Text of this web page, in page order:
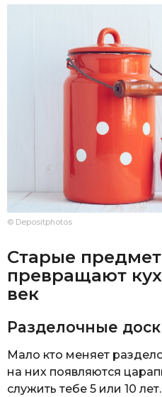
© Depositphotos
Старые
превращают
век
Разделочные
Мало кто меняет
на них появляются
служить тебе 5 или 10